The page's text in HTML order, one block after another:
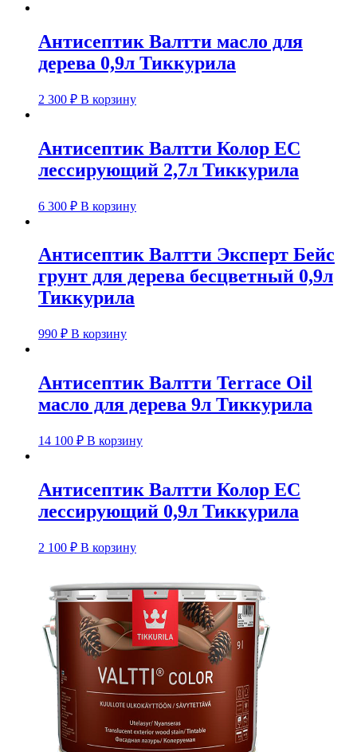
Антисептик Валтти масло для
дерева 0,9л Тиккурила
2 300 ₽ В корзину
Антисептик Валтти Колор ЕС
лессирующий 2,7л Тиккурила
6 300 ₽ В корзину
Антисептик Валтти Эксперт Бейс
грунт для дерева бесцветный 0,9л
Тиккурила
990 ₽ В корзину
Антисептик Валтти Terrace Oil
масло для дерева 9л Тиккурила
14 100 ₽ В корзину
Антисептик Валтти Колор ЕС
лессирующий 0,9л Тиккурила
2 100 ₽ В корзину